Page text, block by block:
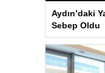
Aydın’daki
Sebep Oldu